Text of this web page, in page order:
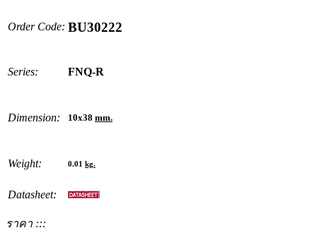
Order Code: BU30222
Series: FNQ-R
Dimension: 10x38 mm.
Weight: 0.01 kg.
Datasheet:
ราคา :::